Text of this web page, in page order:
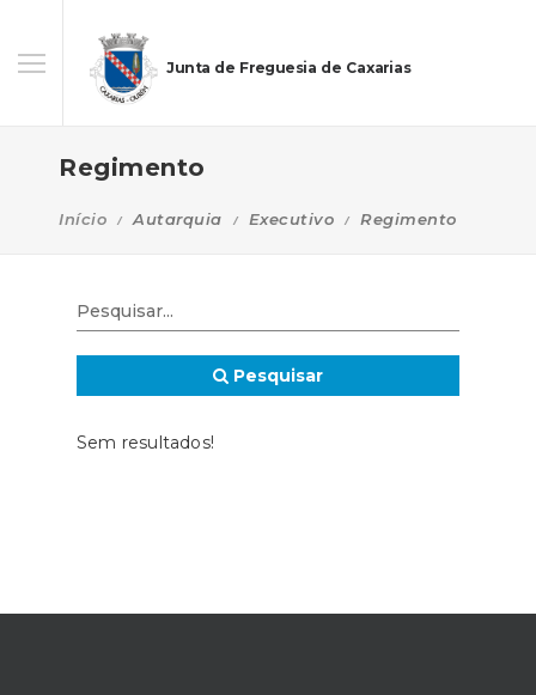
Junta de Freguesia de Caxarias
Regimento
Início Autarquia Executivo Regimento
Pesquisar
Sem resultados!